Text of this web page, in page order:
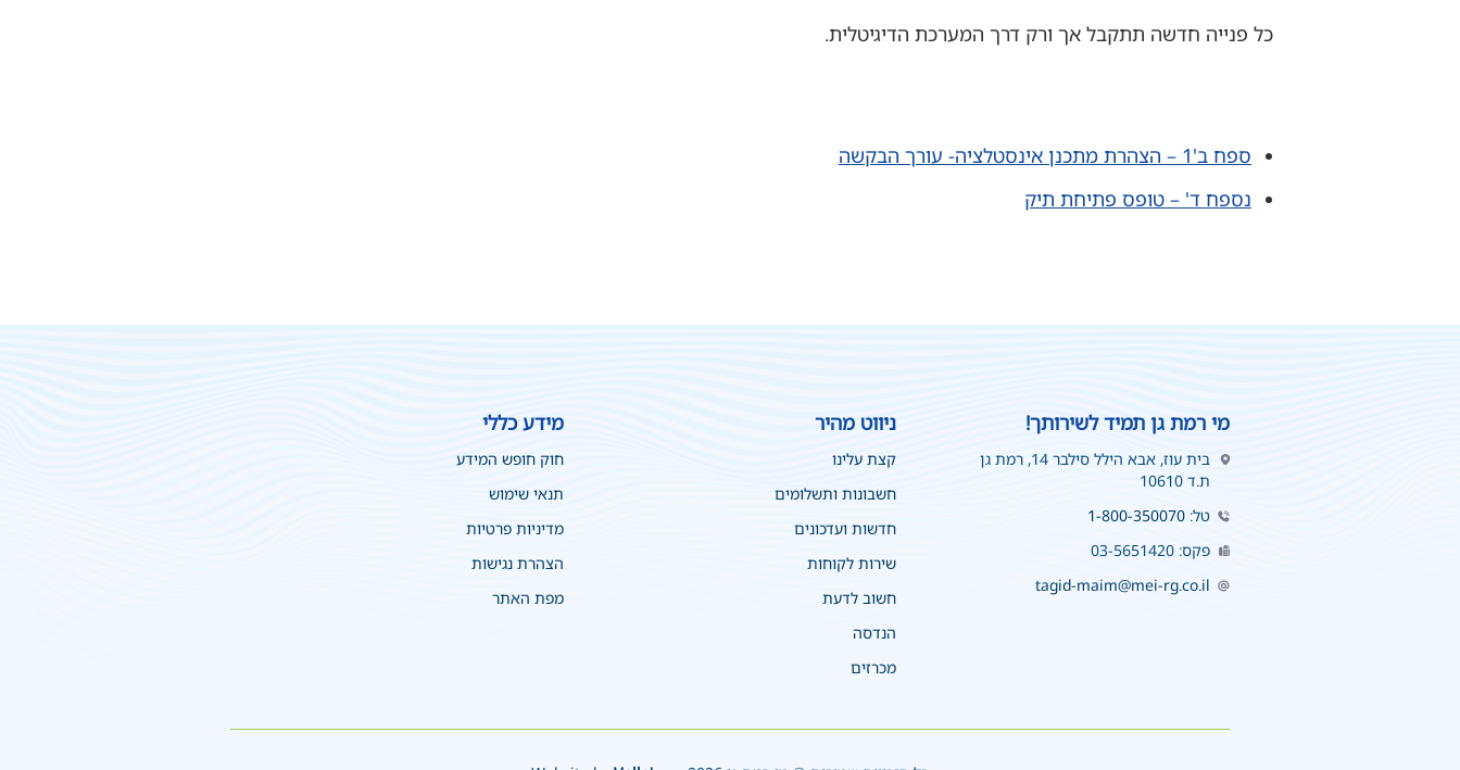
כל פנייה חדשה תתקבל אך ורק דרך המערכת הדיגיטלית.
ספח ב'1 – הצהרת מתכנן אינסטלציה- עורך הבקשה
נספח ד' – טופס פתיחת תיק
מי רמת גן תמיד לשירותך!
בית עוז, אבא הילל סילבר 14, רמת גן
ת.ד 10610
טל: 1-800-350070
פקס: 03-5651420
tagid-maim@mei-rg.co.il
ניווט מהיר
קצת עלינו
חשבונות ותשלומים
חדשות ועדכונים
שירות לקוחות
חשוב לדעת
הנדסה
מכרזים
מידע כללי
חוק חופש המידע
תנאי שימוש
מדיניות פרטיות
הצהרת נגישות
מפת האתר